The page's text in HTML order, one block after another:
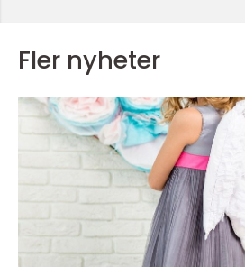
Fler nyheter